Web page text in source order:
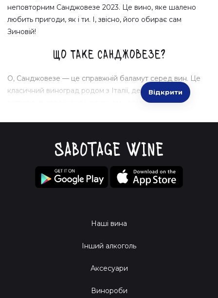
неповторним Санджовезе 2023. Це вино, яке шалено
любить пригоди, як і ти. І, звісно, його обирає сам
Зиновій!
Що таке Санджовезе?
О, Санджовезе — це справжній баламут серед вин. Це
класичний виноград родом з Італії, де він давно
затвердив своє місце на винному олімпі. А 2023 йому
«Чому ми обрали 2023?» — можеш спитати ти. А Зиновій,
винограду і приємною кислинкою, яка залишає
та чебрецю відчуєш себе на прогулянці італійською
Відкрити
Наші вина
Інший алкоголь
Аксесуари
Винороби